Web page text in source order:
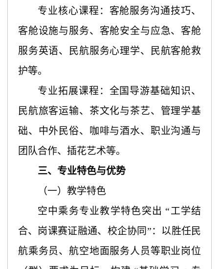
专业核心课程：客舱服务沟通技巧、
客舱设施与服务、客舱安全与应急、客舱
服务英语、民航服务心理学、民航客舱救
护等。
专业拓展课程：全国导游基础知识、
民航旅客运输、茶文化与茶艺、管理学基
础、中外民俗、咖啡与酒水、职业沟通与
团队合作、插花艺术等。
三、专业特色与优势
（一）教学特色
空中乘务专业教学特色突出 “工学结
合、岗课赛证融通、校企协同”：以胜任民
航乘务员、航空地面服务人员等职业岗位